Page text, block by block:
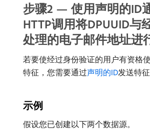
步骤2 — 使用声明的ID
HTTP调用将DPUUID与
处理的电子邮件地址进
若要使经过身份验证的用户有资格
特征，您需要通过声明的ID发送特征
示例
假设您已创建以下两个数据源。